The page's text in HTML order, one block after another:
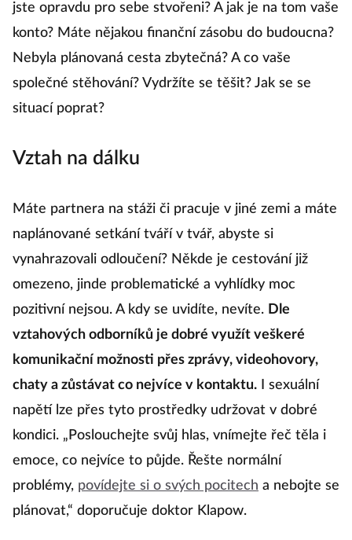
jste opravdu pro sebe stvořeni? A jak je na tom vaše
konto? Máte nějakou finanční zásobu do budoucna?
Nebyla plánovaná cesta zbytečná? A co vaše
společné stěhování? Vydržíte se těšit? Jak se se
situací poprat?
Vztah na dálku
Máte partnera na stáži či pracuje v jiné zemi a máte
naplánované setkání tváří v tvář, abyste si
vynahrazovali odloučení? Někde je cestování již
omezeno, jinde problematické a vyhlídky moc
pozitivní nejsou. A kdy se uvidíte, nevíte. Dle
vztahových odborníků je dobré využít veškeré
komunikační možnosti přes zprávy, videohovory,
chaty a zůstávat co nejvíce v kontaktu. I sexuální
napětí lze přes tyto prostředky udržovat v dobré
kondici. „Poslouchejte svůj hlas, vnímejte řeč těla i
emoce, co nejvíce to půjde. Řešte normální
problémy, povídejte si o svých pocitech a nebojte se
plánovat,“ doporučuje doktor Klapow.